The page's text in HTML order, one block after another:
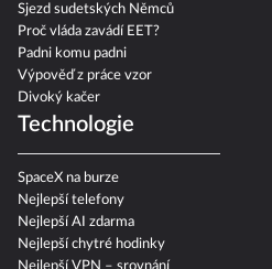
Sjezd sudetských Němců
Proč vláda zavádí EET?
Padni komu padni
Výpověď z práce vzor
Divoký kačer
Technologie
SpaceX na burze
Nejlepší telefony
Nejlepší AI zdarma
Nejlepší chytré hodinky